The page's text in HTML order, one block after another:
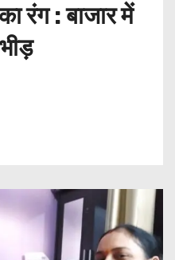
रंग : बाजार में